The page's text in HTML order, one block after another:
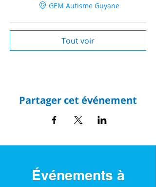
GEM Autisme Guyane
Tout voir
Partager cet événement
Événements à